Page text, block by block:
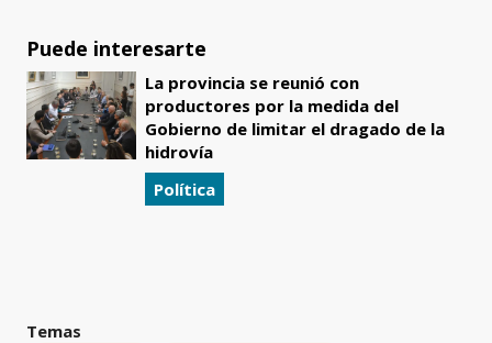
Puede interesarte
La provincia se reunió con
productores por la medida del
Gobierno de limitar el dragado de la
hidrovía
Política
Temas